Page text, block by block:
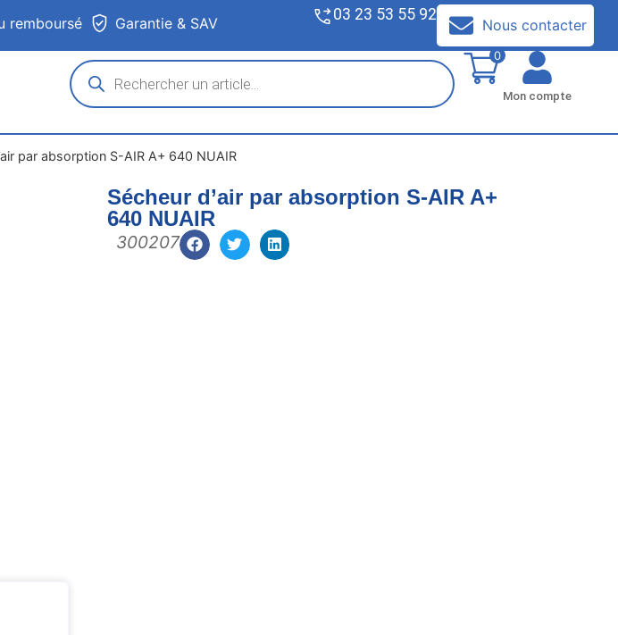
remboursé Garantie & SAV 03 23 53 55 92
Nous contacter
0
Mon compte
par absorption S-AIR A+ 640 NUAIR
Sécheur d’air par absorption S-AIR A+
640 NUAIR
300207